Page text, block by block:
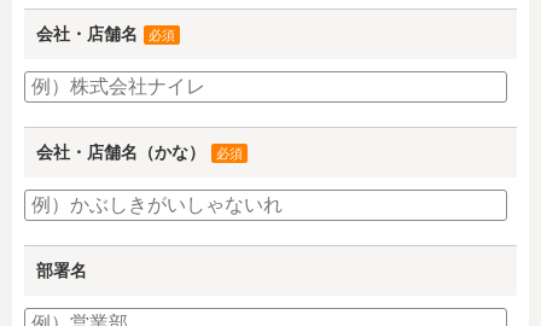
会社・店舗名 必須
会社・店舗名（かな） 必須
部署名